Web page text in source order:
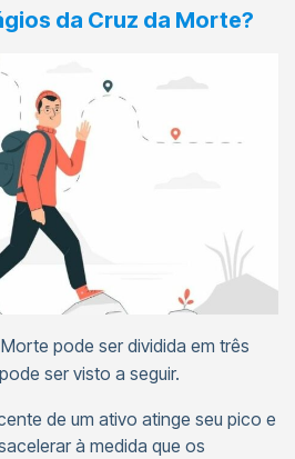
da Cruz da Morte?
pode ser dividida em três
ser visto a seguir.
de um ativo atinge seu pico e
à medida que os